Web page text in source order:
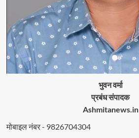
भुवन वर्मा
प्रबंध संपादक
Ashmitanews.in
मोबाइल नंबर - 9826704304